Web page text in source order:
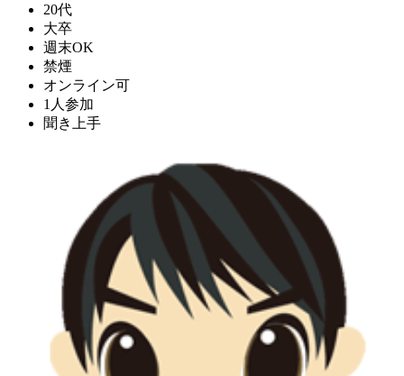
20代
大卒
週末OK
禁煙
オンライン可
1人参加
聞き上手